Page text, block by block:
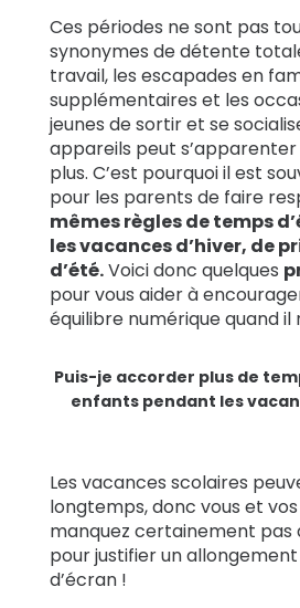
Ces périodes ne sont pas
synonymes de détente
travail, les escapades en
supplémentaires et les
jeunes de sortir et se
appareils peut
plus. C’est pourquoi il est
pour les parents de faire
mêmes règles de temps
les vacances d’hiver, de
d’été.Voici donc quelques
pour vous aider à
équilibre numérique quand il
Puis-je accorder plus de
enfants pendant les
Les vacances scolaires
longtemps, donc vous et
manquez certainement pas
pour justifier un
d’écran !